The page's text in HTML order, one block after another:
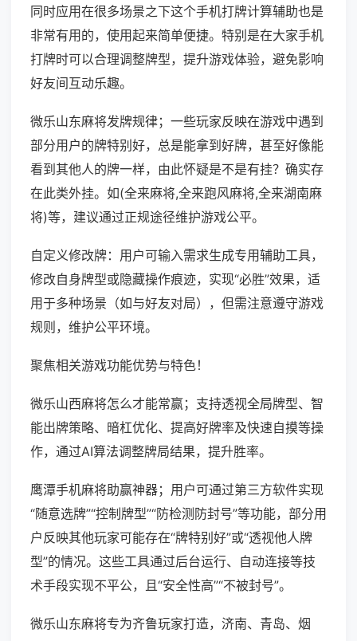
同时应用在很多场景之下这个手机打牌计算辅助也是
非常有用的，使用起来简单便捷。特别是在大家手机
打牌时可以合理调整牌型，提升游戏体验，避免影响
好友间互动乐趣。
微乐山东麻将发牌规律；一些玩家反映在游戏中遇到
部分用户的牌特别好，总是能拿到好牌，甚至好像能
看到其他人的牌一样，由此怀疑是不是有挂？确实存
在此类外挂。如(全来麻将,全来跑风麻将,全来湖南麻
将)等，建议通过正规途径维护游戏公平。
自定义修改牌：用户可输入需求生成专用辅助工具，
修改自身牌型或隐藏操作痕迹，实现“必胜”效果，适
用于多种场景（如与好友对局），但需注意遵守游戏
规则，维护公平环境。
聚焦相关游戏功能优势与特色！
微乐山西麻将怎么才能常赢；支持透视全局牌型、智
能出牌策略、暗杠优化、提高好牌率及快速自摸等操
作，通过AI算法调整牌局结果，提升胜率。
鹰潭手机麻将助赢神器；用户可通过第三方软件实现
“随意选牌”“控制牌型”“防检测防封号”等功能，部分用
户反映其他玩家可能存在“牌特别好”或“透视他人牌
型”的情况。这些工具通过后台运行、自动连接等技
术手段实现不平公，且“安全性高”“不被封号”。
微乐山东麻将专为齐鲁玩家打造，济南、青岛、烟